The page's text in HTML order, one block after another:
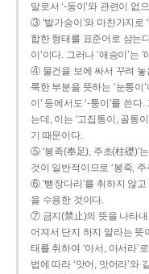
말로서 ‘-둥이’와 관련이 없
③ ‘발가숭이’와 마찬가지로
합한 형태를 표준어로 삼는
이’이다. 그러나 ‘애송이’는
④ 물건을 보에 싸서 꾸려 놓
룩한 부분을 뜻하는 ‘눈퉁이
이’ 등에서도 ‘-퉁이’를 쓴다
는데, 이는 ‘고집통이, 골통이
기 때문이다.
⑤ ‘봉족(奉足), 주초(柱礎)’
것이 일반적이므로 ‘봉죽,
⑥ ‘뻗장다리’를 취하지 않고
을 수용한 것이다.
⑦ 금지(禁止)의 뜻을 나타내
어져서 단지 하지 말라는 뜻
태를 취하여 ‘아서, 아서라’
법에 따라 ‘앗어, 앗어라’와